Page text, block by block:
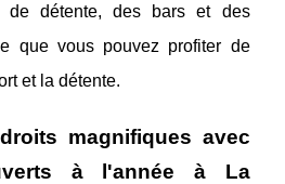
de détente, des bars et des
que vous pouvez profiter de
et la détente.
magnifiques avec
à l'année à La